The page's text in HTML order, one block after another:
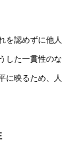
を認めずに他人
した一貫性のな
に映るため、人